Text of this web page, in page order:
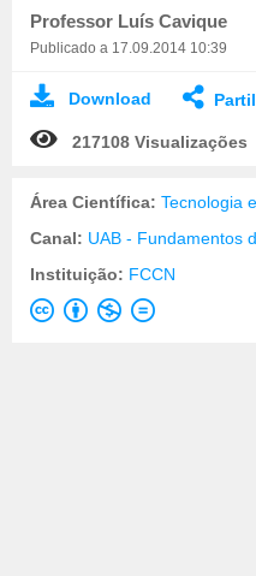
Professor Luís Cavique
Publicado a 17.09.2014 10:39
Download
217108 Visualizações
Área Científica: Tecnologia
Canal: UAB - Fundamentos
Instituição: FCCN